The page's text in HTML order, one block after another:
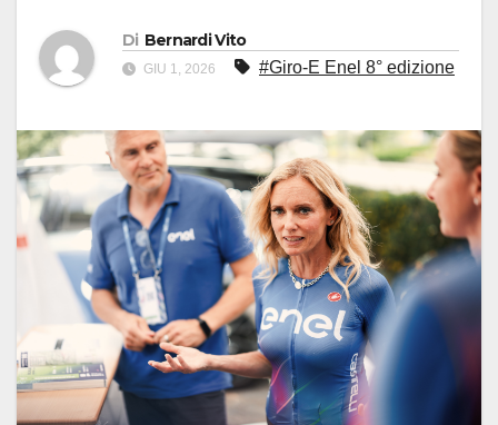
Di Bernardi Vito
GIU 1, 2026 #Giro-E Enel 8° edizione